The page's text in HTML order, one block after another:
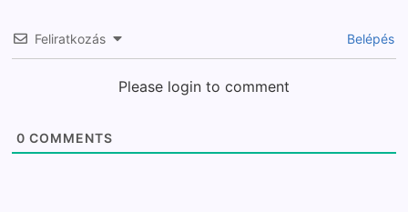
Feliratkozás Belépés
Please login to comment
0 COMMENTS